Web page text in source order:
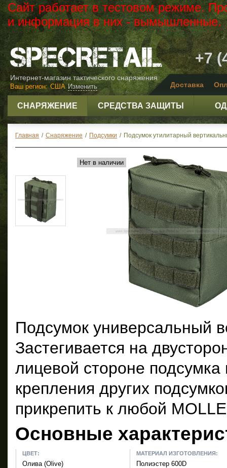
Сайт работает в тестовом режиме.
и информация в них - вымышленные.
Интернет-магазин тактического снаряжения
+7
Доставка
Изменить
Ваш регион: США
СНАРЯЖЕНИЕ СРЕДСТВА ЗАЩИТЫ
Главная / Снаряжение / Подсумки / Подсумок утилитарный
Нет в наличии
Подсумок универсальный
Застегивается на
лицевой стороне
крепления других
прикрепить к любой
Основные
ЦВЕТ:
Олива (Olive)
МАТЕРИАЛ ИЗГОТОВЛЕНИЯ:
Полиэстер 600D